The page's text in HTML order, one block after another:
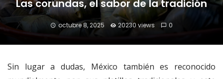
Las corundas, el sabor de la tradición
octubre 8, 2025 20230 views 0
Sin lugar a dudas, México también es reconocido